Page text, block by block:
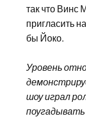
так что Винс
пригласить
бы Йоко.
Уровень
шоу играл